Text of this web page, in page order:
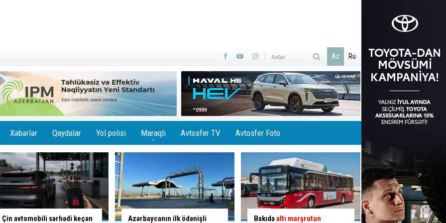
Az Ru
Xəbərlər Qaydalar Yol polisi Maraqlı Avtosfer TV Avtosfer Foto
Azərbaycanın ilk ödənişli
Bakıdaaltı marşrutun
İlisuda Ramramay şəlaləsinə
Qəzaya səbəb olan